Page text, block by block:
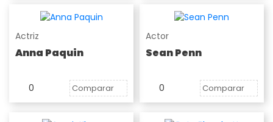
Actriz
Anna Paquin
0 Comparar
Actor
Sean Penn
0 Comparar